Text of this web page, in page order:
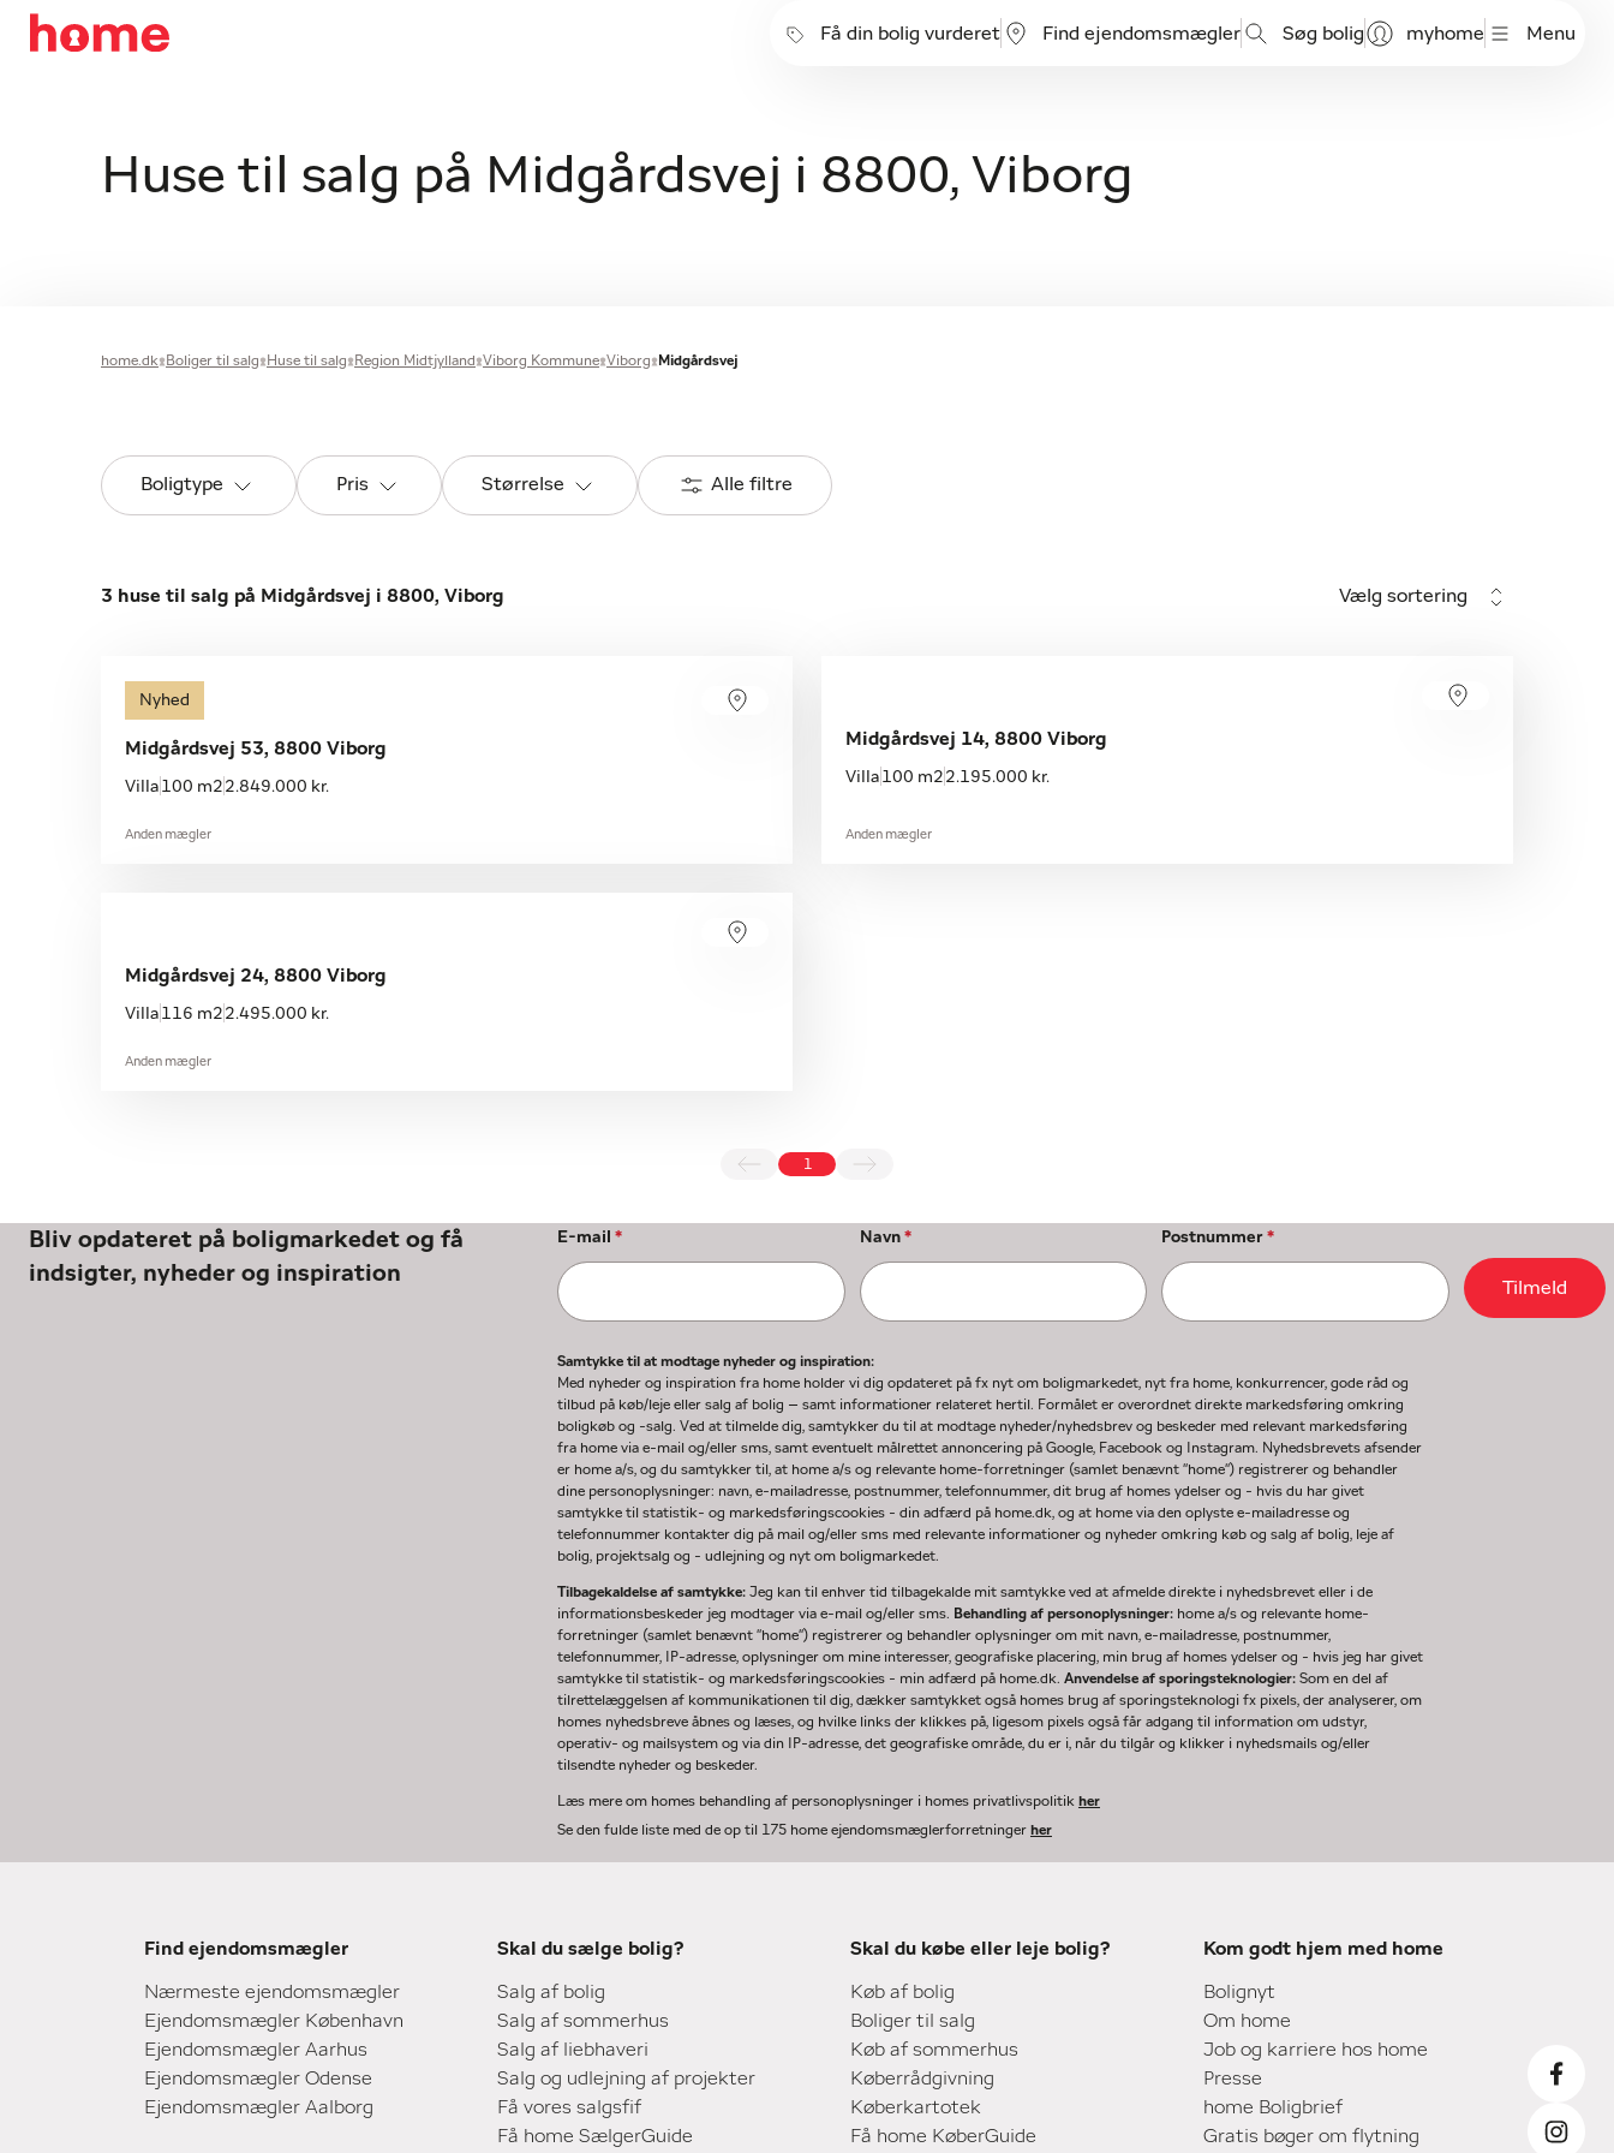
Få din bolig vurderet Find ejendomsmægler Søg bolig myhome Menu
Huse til salg på Midgårdsvej i 8800, Viborg
home.dk Boliger til salg Huse til salg Region Midtjylland Viborg Kommune Viborg Midgårdsvej
Boligtype Pris Størrelse Alle filtre
3 huse til salg på Midgårdsvej i 8800, Viborg Vælg sortering
Nyhed
Midgårdsvej 53, 8800 Viborg
Villa 100 m2 2.849.000 kr.
Anden mægler
Midgårdsvej 14, 8800 Viborg
Villa 100 m2 2.195.000 kr.
Anden mægler
Midgårdsvej 24, 8800 Viborg
Villa 116 m2 2.495.000 kr.
Anden mægler
1
Bliv opdateret på boligmarkedet og få
indsigter, nyheder og inspiration
E-mail * Navn * Postnummer*
Tilmeld
Samtykke til at modtage nyheder og inspiration:
Med nyheder og inspiration fra home holder vi dig opdateret på fx nyt om boligmarkedet, nyt fra home, konkurrencer, gode råd og
tilbud på køb/leje eller salg af bolig – samt informationer relateret hertil. Formålet er overordnet direkte markedsføring omkring
boligkøb og -salg. Ved at tilmelde dig, samtykker du til at modtage nyheder/nyhedsbrev og beskeder med relevant markedsføring
fra home via e-mail og/eller sms, samt eventuelt målrettet annoncering på Google, Facebook og Instagram. Nyhedsbrevets afsender
er home a/s, og du samtykker til, at home a/s og relevante home-forretninger (samlet benævnt "home") registrerer og behandler
dine personoplysninger: navn, e-mailadresse, postnummer, telefonnummer, dit brug af homes ydelser og - hvis du har givet
samtykke til statistik- og markedsføringscookies - din adfærd på home.dk, og at home via den oplyste e-mailadresse og
telefonnummer kontakter dig på mail og/eller sms med relevante informationer og nyheder omkring køb og salg af bolig, leje af
bolig, projektsalg og - udlejning og nyt om boligmarkedet.
Tilbagekaldelse af samtykke:Jeg kan til enhver tid tilbagekalde mit samtykke ved at afmelde direkte i nyhedsbrevet eller i de
informationsbeskeder jeg modtager via e-mail og/eller sms. Behandling af personoplysninger: home a/s og relevante home-
forretninger (samlet benævnt "home") registrerer og behandler oplysninger om mit navn, e-mailadresse, postnummer,
telefonnummer, IP-adresse, oplysninger om mine interesser, geografiske placering, min brug af homes ydelser og - hvis jeg har givet
samtykke til statistik- og markedsføringscookies - min adfærd på home.dk. Anvendelse af sporingsteknologier:Som en del af
tilrettelæggelsen af kommunikationen til dig, dækker samtykket også homes brug af sporingsteknologi fx pixels, der analyserer, om
homes nyhedsbreve åbnes og læses, og hvilke links der klikkes på, ligesom pixels også får adgang til information om udstyr,
operativ- og mailsystem og via din IP-adresse, det geografiske område, du er i, når du tilgår og klikker i nyhedsmails og/eller
tilsendte nyheder og beskeder.
Læs mere om homes behandling af personoplysninger i homes privatlivspolitik her
Se den fulde liste med de op til 175 home ejendomsmæglerforretninger her
Find ejendomsmægler
Nærmeste ejendomsmægler
Ejendomsmægler København
Ejendomsmægler Aarhus
Ejendomsmægler Odense
Ejendomsmægler Aalborg
Skal du sælge bolig?
Salg af bolig
Salg af sommerhus
Salg af liebhaveri
Salg og udlejning af projekter
Få vores salgsfif
Få home SælgerGuide
Skal du købe eller leje bolig?
Køb af bolig
Boliger til salg
Køb af sommerhus
Køberrådgivning
Køberkartotek
Få home KøberGuide
Kom godt hjem med home
Bolignyt
Om home
Job og karriere hos home
Presse
home Boligbrief
Gratis bøger om flytning